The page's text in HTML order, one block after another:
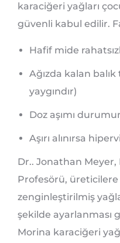
karaciğeri yağları
güvenli kabul edilir.
Hafif mide
Ağızda kalan balık
yaygındır)
Doz aşımı
Aşırı alınırsa
Dr.. Jonathan Meyer,
Profesörü,
zenginleştirilmiş
şekilde ayarlanması
Morina karaciğeri